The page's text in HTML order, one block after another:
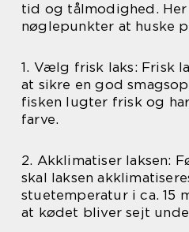
tid og tålmodighed.
nøglepunkter at huske
1. Vælg frisk laks: Frisk
at sikre en god
fisken lugter frisk og
farve.
2. Akklimatiser laksen:
skal laksen
stuetemperatur i ca. 15
at kødet bliver sejt